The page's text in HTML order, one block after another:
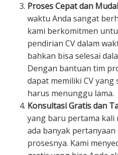
Proses Cepat dan
waktu Anda sangat
kami berkomitmen
pendirian CV dalam
bahkan bisa selesai
Dengan bantuan tim
dapat memiliki CV
harus menunggu lama.
Konsultasi Gratis dan
yang baru pertama kali
ada banyak
prosesnya. Kami